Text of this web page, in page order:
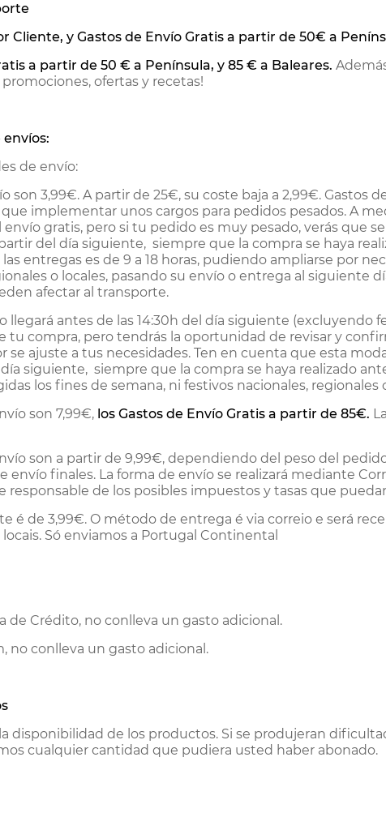
Cliente, y Gastos de Envío Gratis a partir de 50€ a
a partir de 50 € a Península, y 85 € a Baleares.
ofertas y recetas!
de envío:
son 3,99€. A partir de 25€, su coste baja a 2,99€. Gastos
implementar unos cargos para pedidos pesados. A
gratis, pero si tu pedido es muy pesado, verás que
del día siguiente, siempre que la compra se haya
entregas es de 9 a 18 horas, pudiendo ampliarse por
o locales, pasando su envío o entrega al siguiente
afectar al transporte.
llegará antes de las 14:30h del día siguiente (excluyendo
tu compra, pero tendrás la oportunidad de revisar y
se ajuste a tus necesidades. Ten en cuenta que esta
siguiente, siempre que la compra se haya realizado
los fines de semana, ni festivos nacionales,
son 7,99€, los Gastos de Envío Gratis a partir de 85€.
son a partir de 9,99€, dependiendo del peso del
envío finales. La forma de envío se realizará mediante
responsable de los posibles impuestos y tasas que
é de 3,99€. O método de entrega é via correio e será
Só enviamos a Portugal Continental
de Crédito, no conlleva un gasto adicional.
no conlleva un gasto adicional.
disponibilidad de los productos. Si se produjeran
cualquier cantidad que pudiera usted haber abonado.